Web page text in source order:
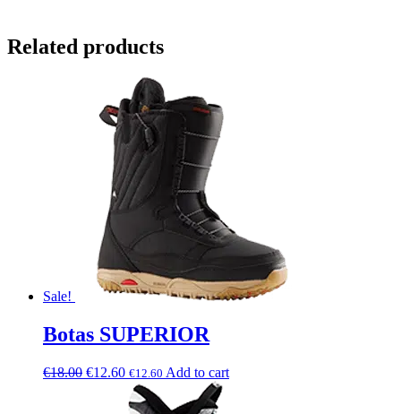
Related products
Sale!
Botas SUPERIOR
€18.00 €12.60 €12.60 Add to cart